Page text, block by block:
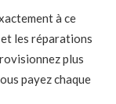
à ce
les réparations
plus
payez chaque